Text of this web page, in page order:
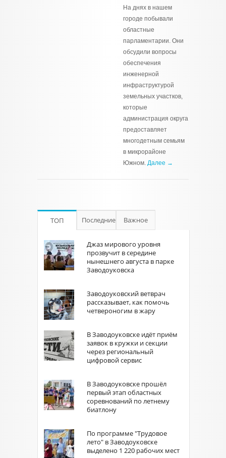
На днях в нашем
городе побывали
областные
парламентарии. Они
обсудили вопросы
обеспечения
инженерной
инфраструктурой
земельных участков,
которые
администрация округа
предоставляет
многодетным семьям
в микрорайоне
Южном. Далее →
ТОП Последние Важное
Джаз мирового уровня
прозвучит в середине
нынешнего августа в парке
Заводоуковска
Заводоуковский ветврач
рассказывает, как помочь
четвероногим в жару
В Заводоуковске идёт приём
заявок в кружки и секции
через региональный
цифровой сервис
В Заводоуковске прошёл
первый этап областных
соревнований по летнему
биатлону
По программе "Трудовое
лето" в Заводоуковске
выделено 1 220 рабочих мест